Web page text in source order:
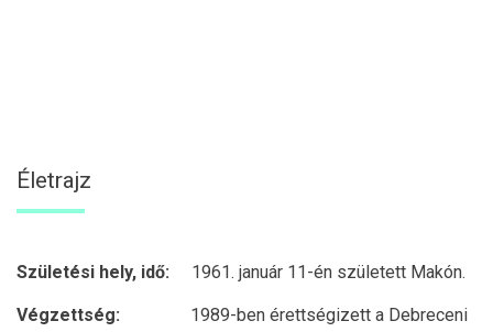
Életrajz
Születési hely, idő: 1961. január 11-én született Makón.
Végzettség: 1989-ben érettségizett a Debreceni